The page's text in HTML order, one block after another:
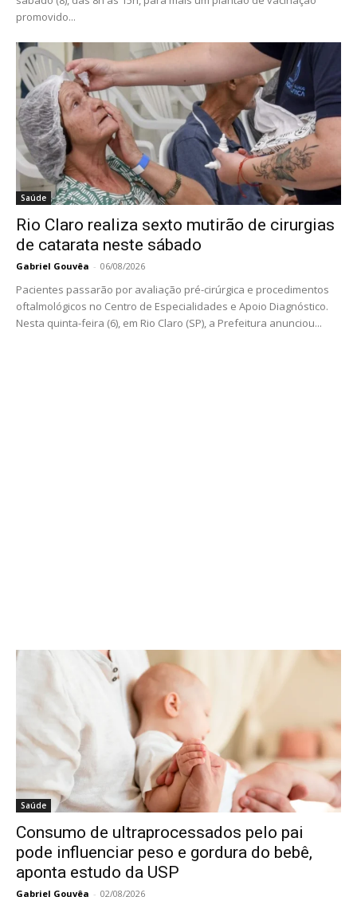
promovido...
Saúde
Rio Claro realiza sexto mutirão de cirurgias
de catarata neste sábado
Gabriel Gouvêa - 06/08/2026
Pacientes passarão por avaliação pré-cirúrgica e procedimentos
oftalmológicos no Centro de Especialidades e Apoio Diagnóstico.
Nesta quinta-feira (6), em Rio Claro (SP), a Prefeitura anunciou...
Saúde
Consumo de ultraprocessados pelo pai
pode influenciar peso e gordura do bebê,
aponta estudo da USP
Gabriel Gouvêa - 02/08/2026